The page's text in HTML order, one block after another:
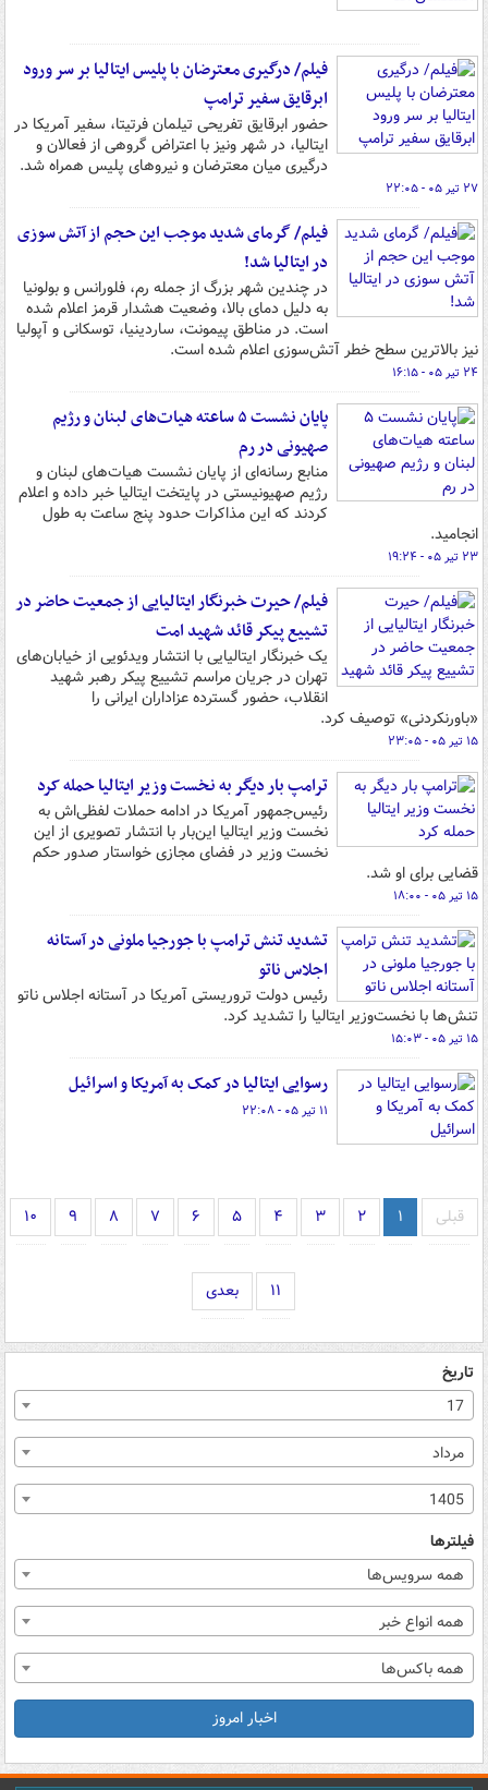
فیلم/ درگیری معترضان با پلیس ایتالیا بر سر ورود
ابرقایق سفیر ترامپ
حضور ابرقایق تفریحی تیلمان فرتیتا، سفیر آمریکا در
ایتالیا، در شهر ونیز با اعتراض گروهی از فعالان و
درگیری میان معترضان و نیروهای پلیس همراه شد.
۲۷ تیر ۰۵ - ۲۲:۰۵
فیلم/ گرمای شدید موجب این حجم از آتش سوزی
در ایتالیا شد!
در چندین شهر بزرگ از جمله رم، فلورانس و بولونیا
به دلیل دمای بالا، وضعیت هشدار قرمز اعلام شده
است. در مناطق پیمونت، ساردینیا، توسکانی و آپولیا
نیز بالاترین سطح خطر آتش‌سوزی اعلام شده است.
۲۴ تیر ۰۵ - ۱۶:۱۵
پایان نشست ۵ ساعته هیات‌های لبنان و رژیم
صهیونی در رم
منابع رسانه‌ای از پایان نشست هیات‌های لبنان و
رژیم صهیونیستی در پایتخت ایتالیا خبر داده و اعلام
کردند که این مذاکرات حدود پنج ساعت به طول
انجامید.
۲۳ تیر ۰۵ - ۱۹:۲۴
فیلم/ حیرت خبرنگار ایتالیایی از جمعیت حاضر در
تشییع پیکر قائد شهید امت
یک خبرنگار ایتالیایی با انتشار ویدئویی از خیابان‌های
تهران در جریان مراسم تشییع پیکر رهبر شهید
انقلاب، حضور گسترده عزاداران ایرانی را
«باورنکردنی» توصیف کرد.
۱۵ تیر ۰۵ - ۲۳:۰۵
ترامپ بار دیگر به نخست وزیر ایتالیا حمله کرد
رئیس‌جمهور آمریکا در ادامه حملات لفظی‌اش به
نخست وزیر ایتالیا این‌بار با انتشار تصویری از این
نخست وزیر در فضای مجازی خواستار صدور حکم
قضایی برای او شد.
۱۵ تیر ۰۵ - ۱۸:۰۰
تشدید تنش ترامپ با جورجیا ملونی در آستانه
اجلاس ناتو
رئیس‌ دولت تروریستی آمریکا در آستانه اجلاس ناتو
تنش‌ها با نخست‌وزیر ایتالیا را تشدید کرد.
۱۵ تیر ۰۵ - ۱۵:۰۳
رسوایی ایتالیا در کمک به آمریکا و اسرائیل
۱۱ تیر ۰۵ - ۲۲:۰۸
قبلی ۱ ۲ ۳ ۴ ۵ ۶ ۷ ۸ ۹ ۱۰
۱۱ بعدی
تاریخ
17
مرداد
1405
فیلترها
همه سرویس‌ها
همه انواع خبر
همه باکس‌ها
اخبار امروز